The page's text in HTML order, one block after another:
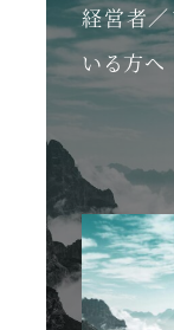
経営者／
いる方へ